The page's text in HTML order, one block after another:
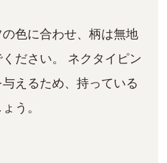
色に合わせ、柄は無地
ださい。 ネクタイピン
えるため、持っている
う。